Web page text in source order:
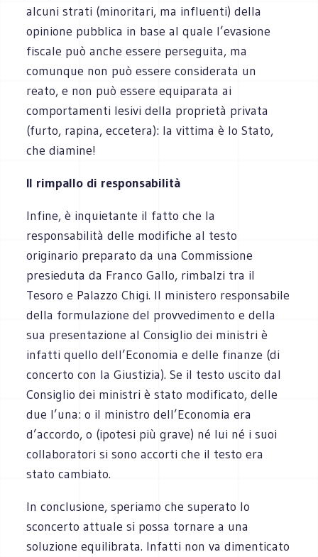
alcuni strati (minoritari, ma influenti) della
opinione pubblica in base al quale l’evasione
fiscale può anche essere perseguita, ma
comunque non può essere considerata un
reato, e non può essere equiparata ai
comportamenti lesivi della proprietà privata
(furto, rapina, eccetera): la vittima è lo Stato,
che diamine!
Il rimpallo di responsabilità
Infine, è inquietante il fatto che la
responsabilità delle modifiche al testo
originario preparato da una Commissione
presieduta da Franco Gallo, rimbalzi tra il
Tesoro e Palazzo Chigi. Il ministero responsabile
della formulazione del provvedimento e della
sua presentazione al Consiglio dei ministri è
infatti quello dell’Economia e delle finanze (di
concerto con la Giustizia). Se il testo uscito dal
Consiglio dei ministri è stato modificato, delle
due l’una: o il ministro dell’Economia era
d’accordo, o (ipotesi più grave) né lui né i suoi
collaboratori si sono accorti che il testo era
stato cambiato.
In conclusione, speriamo che superato lo
sconcerto attuale si possa tornare a una
soluzione equilibrata. Infatti non va dimenticato